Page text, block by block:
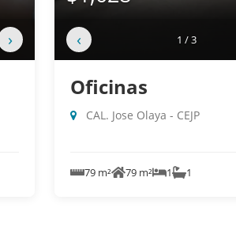
› ‹ 1 / 3
Oficinas
CAL. Jose Olaya - CEJP
79 m² 79 m² 1 1